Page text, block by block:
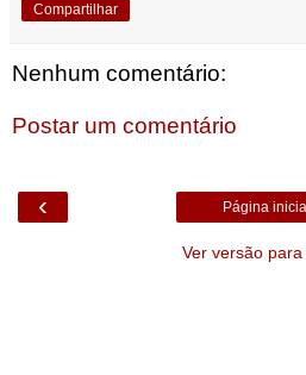
Compartilhar
Nenhum comentário:
Postar um comentário
‹ Página inicial
Ver versão